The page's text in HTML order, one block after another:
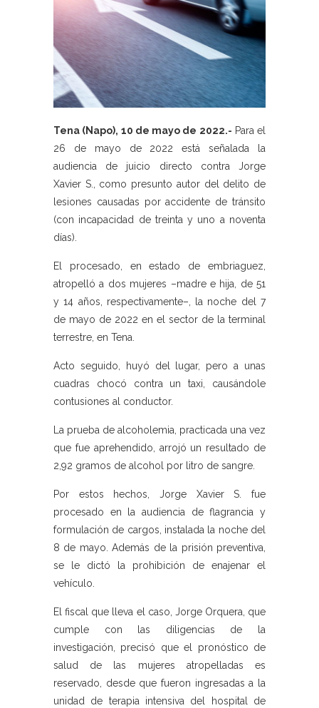
Tena (Napo), 10 de mayo de 2022.- Para el
26 de mayo de 2022 está señalada la
audiencia de juicio directo contra Jorge
Xavier S., como presunto autor del delito de
lesiones causadas por accidente de tránsito
(con incapacidad de treinta y uno a noventa
días).
El procesado, en estado de embriaguez,
atropelló a dos mujeres –madre e hija, de 51
y 14 años, respectivamente–, la noche del 7
de mayo de 2022 en el sector de la terminal
terrestre, en Tena.
Acto seguido, huyó del lugar, pero a unas
cuadras chocó contra un taxi, causándole
contusiones al conductor.
La prueba de alcoholemia, practicada una vez
que fue aprehendido, arrojó un resultado de
2,92 gramos de alcohol por litro de sangre.
Por estos hechos, Jorge Xavier S. fue
procesado en la audiencia de flagrancia y
formulación de cargos, instalada la noche del
8 de mayo. Además de la prisión preventiva,
se le dictó la prohibición de enajenar el
vehículo.
El fiscal que lleva el caso, Jorge Orquera, que
cumple con las diligencias de la
investigación, precisó que el pronóstico de
salud de las mujeres atropelladas es
reservado, desde que fueron ingresadas a la
unidad de terapia intensiva del hospital de